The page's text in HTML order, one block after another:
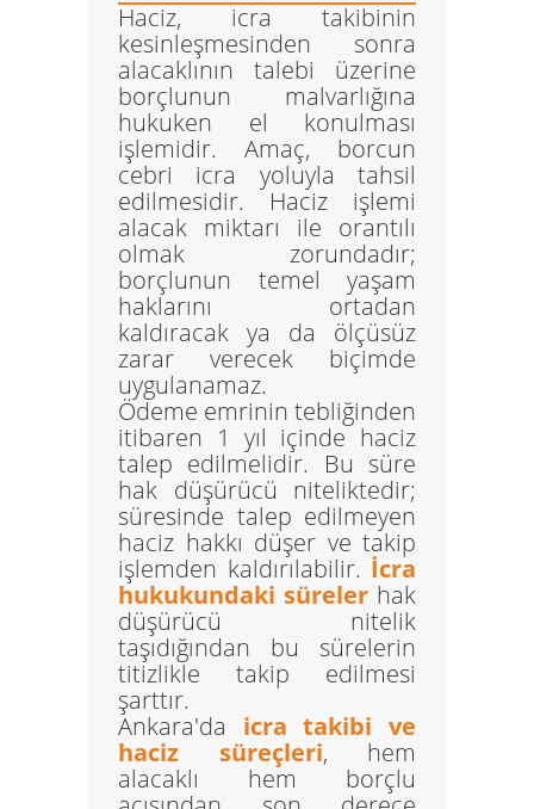
Haciz, icra takibinin
kesinleşmesinden sonra
alacaklının talebi üzerine
borçlunun malvarlığına
hukuken el konulması
işlemidir. Amaç, borcun
cebri icra yoluyla tahsil
edilmesidir. Haciz işlemi
alacak miktarı ile orantılı
olmak zorundadır;
borçlunun temel yaşam
haklarını ortadan
kaldıracak ya da ölçüsüz
zarar verecek biçimde
uygulanamaz.
Ödeme emrinin tebliğinden
itibaren 1 yıl içinde haciz
talep edilmelidir. Bu süre
hak düşürücü niteliktedir;
süresinde talep edilmeyen
haciz hakkı düşer ve takip
işlemden kaldırılabilir. İcra
hukukundaki süreler hak
düşürücü nitelik
taşıdığından bu sürelerin
titizlikle takip edilmesi
şarttır.
Ankara'da icra takibi ve
haciz süreçleri, hem
alacaklı hem borçlu